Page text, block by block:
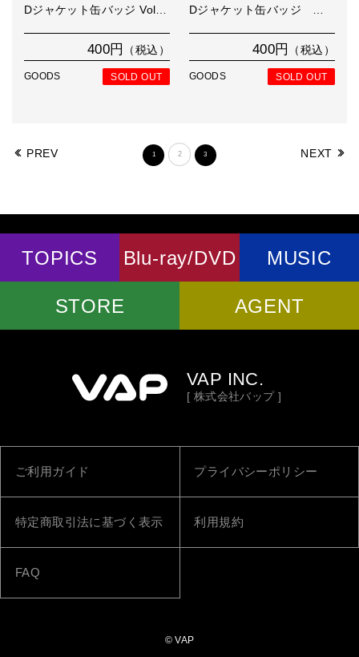
Dジャケット缶バッジ Vol…
400円 （税込）
GOODS SOLD OUT
Dジャケット缶バッジ …
400円 （税込）
GOODS SOLD OUT
PREV 1 2 3 NEXT
TOPICS Blu-ray/DVD MUSIC
STORE AGENT
VAP INC.
[ 株式会社バップ ]
ご利用ガイド プライバシーポリシー
特定商取引法に基づく表示 利用規約
FAQ
© VAP